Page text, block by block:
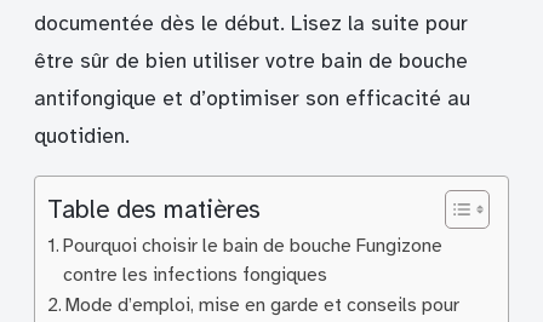
documentée dès le début. Lisez la suite pour
être sûr de bien utiliser votre bain de bouche
antifongique et d’optimiser son efficacité au
quotidien.
Table des matières
Pourquoi choisir le bain de bouche Fungizone
contre les infections fongiques
Mode d’emploi, mise en garde et conseils pour